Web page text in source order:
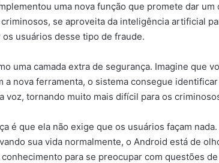
uma nova função que promete dar
se aproveita da inteligência artificial
usuários desse tipo de fraude.
uma camada extra de segurança. Imagine que
a nova ferramenta, o sistema consegue
voz, tornando muito mais difícil para os
é que ela não exige que os usuários façam
sua vida normalmente, o Android está de
para se preocupar com questões